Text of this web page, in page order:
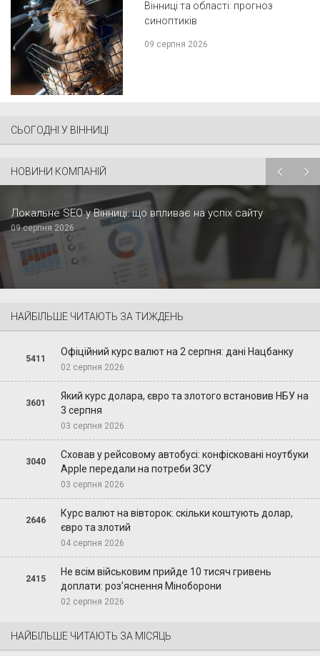
Вінниці та області: прогноз
синоптиків
09 серпня 2026
СЬОГОДНІ У ВІННИЦІ
НОВИНИ КОМПАНІЙ
Локальне SEO у Вінниці: що впливає на успіх сайту
09 серпня 2026
НАЙБІЛЬШЕ ЧИТАЮТЬ ЗА ТИЖДЕНЬ
5411
Офіційний курс валют на 2 серпня: дані Нацбанку
02 серпня 2026
3601
Який курс долара, євро та злотого встановив НБУ на
3 серпня
03 серпня 2026
3040
Сховав у рейсовому автобусі: конфісковані ноутбуки
Apple передали на потреби ЗСУ
03 серпня 2026
2646
Курс валют на вівторок: скільки коштують долар,
євро та злотий
04 серпня 2026
2415
Не всім військовим прийде 10 тисяч гривень
доплати: роз’яснення Міноборони
02 серпня 2026
НАЙБІЛЬШЕ ЧИТАЮТЬ ЗА МІСЯЦЬ